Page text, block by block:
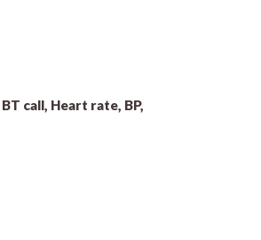
call, Heart rate, BP,